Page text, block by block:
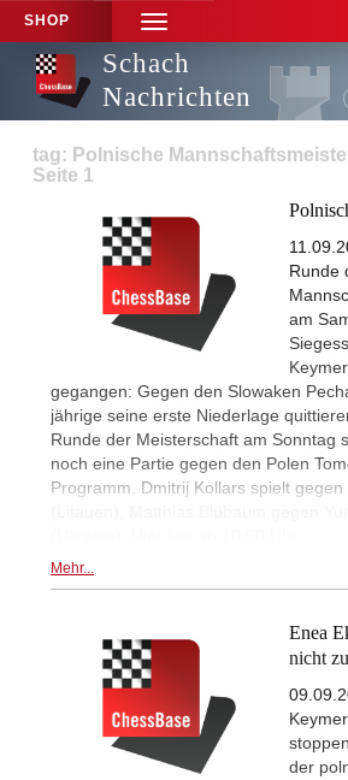
SHOP
TOGGLE
NAVIGATION
Schach
Nachrichten
tag: Polnische
Seite 1
Runde
am
gegangen: Gegen den Slowaken
jährige seine erste Niederlage
Runde der Meisterschaft am Sonntag
noch eine Partie gegen den Polen
Programm. Dmitrij Kollars spielt gegen
Mehr...
Enea
nicht
der